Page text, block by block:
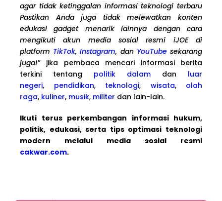
agar tidak ketinggalan informasi teknologi terbaru
Pastikan Anda juga tidak melewatkan konten
edukasi gadget menarik lainnya dengan cara
mengikuti akun media sosial resmi iJOE di
platform TikTok,Instagram, dan YouTubesekarang
juga!” jika pembaca mencari informasi berita
terkini tentang politik dalam dan luar
negeri, pendidikan, teknologi, wisata, olah
raga, kuliner, musik, militer dan lain-lain.
Ikuti terus perkembangan informasi hukum,
politik, edukasi, serta tips optimasi teknologi
modern melalui media sosial resmi
cakwar.com.